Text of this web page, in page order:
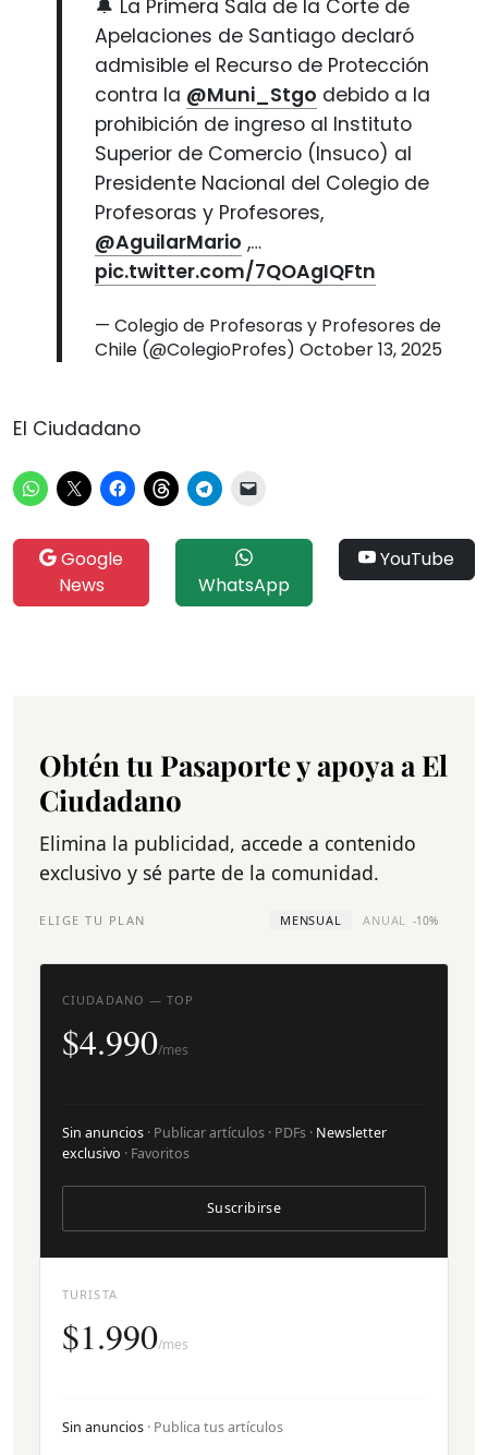
🔔 La Primera Sala de la Corte de
Apelaciones de Santiago declaró
admisible el Recurso de Protección
contra la @Muni_Stgo debido a la
prohibición de ingreso al Instituto
Superior de Comercio (Insuco) al
Presidente Nacional del Colegio de
Profesoras y Profesores,
@AguilarMario ,…
pic.twitter.com/7QOAgIQFtn
— Colegio de Profesoras y Profesores de
Chile (@ColegioProfes) October 13, 2025
El Ciudadano
Google
News
WhatsApp
YouTube
Obtén tu Pasaporte y apoya a El
Ciudadano
Elimina la publicidad, accede a contenido
exclusivo y sé parte de la comunidad.
ELIGE TU PLAN MENSUAL ANUAL -10%
TURISTA
$1.990/mes
Sin anuncios · Publica tus artículos
CIUDADANO — TOP
$4.990/mes
Sin anuncios · Publicar artículos · PDFs · Newsletter
exclusivo · Favoritos
Suscribirse